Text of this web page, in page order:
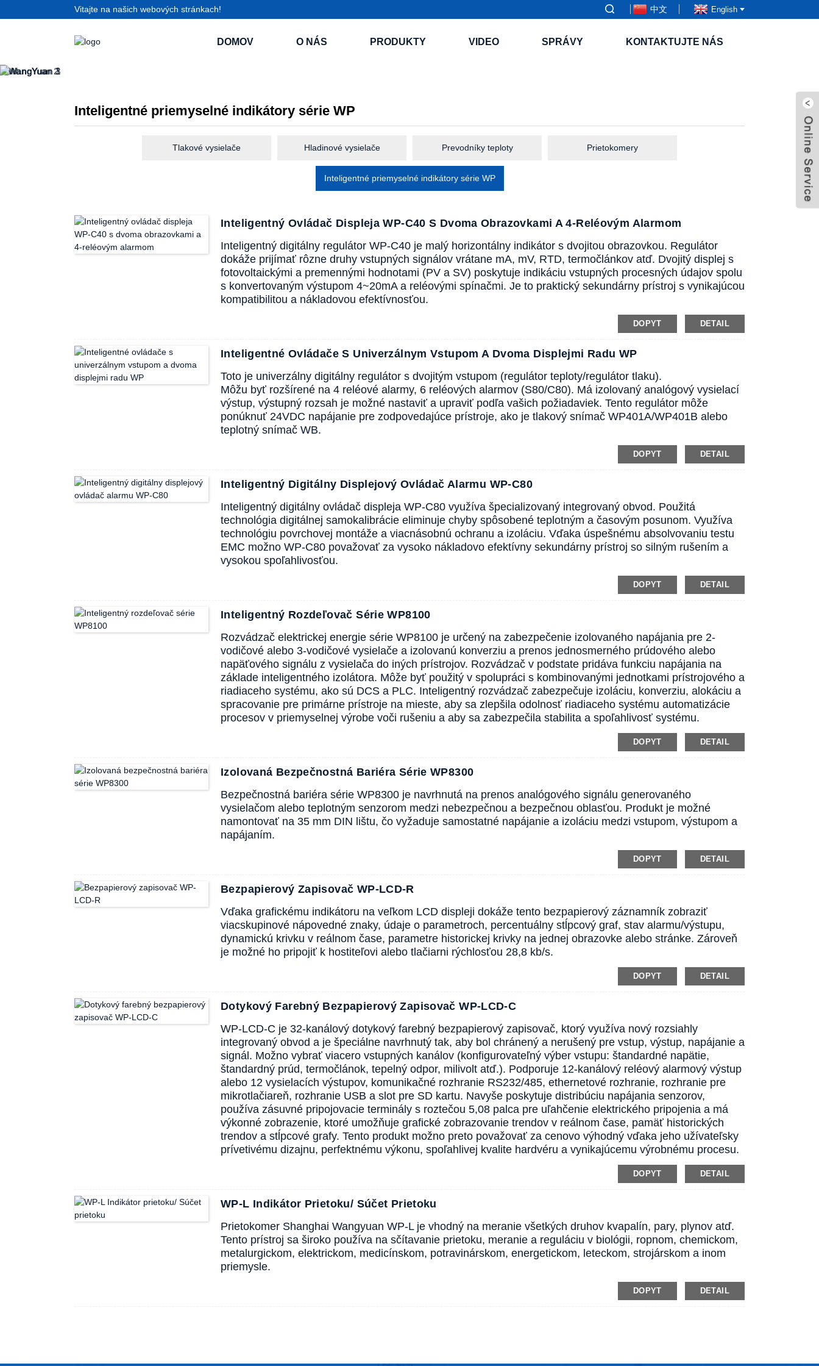
Vitajte na našich webových stránkach! 中文 English
DOMOV O NÁS PRODUKTY VIDEO SPRÁVY KONTAKTUJTE NÁS
Inteligentné priemyselné indikátory série WP
Tlakové vysielače Hladinové vysielače Prevodníky teploty Prietokomery
Inteligentné priemyselné indikátory série WP
Inteligentný Ovládač Displeja WP-C40 S Dvoma Obrazovkami A 4-Reléovým Alarmom
Inteligentný digitálny regulátor WP-C40 je malý horizontálny indikátor s dvojitou obrazovkou. Regulátor
dokáže prijímať rôzne druhy vstupných signálov vrátane mA, mV, RTD, termočlánkov atď. Dvojitý displej s
fotovoltaickými a premennými hodnotami (PV a SV) poskytuje indikáciu vstupných procesných údajov spolu
s konvertovaným výstupom 4~20mA a reléovými spínačmi. Je to praktický sekundárny prístroj s vynikajúcou
kompatibilitou a nákladovou efektívnosťou.
DOPYT DETAIL
Inteligentné Ovládače S Univerzálnym Vstupom A Dvoma Displejmi Radu WP
Toto je univerzálny digitálny regulátor s dvojitým vstupom (regulátor teploty/regulátor tlaku).
Môžu byť rozšírené na 4 reléové alarmy, 6 reléových alarmov (S80/C80). Má izolovaný analógový vysielací
výstup, výstupný rozsah je možné nastaviť a upraviť podľa vašich požiadaviek. Tento regulátor môže
ponúknuť 24VDC napájanie pre zodpovedajúce prístroje, ako je tlakový snímač WP401A/WP401B alebo
teplotný snímač WB.
DOPYT DETAIL
Inteligentný Digitálny Displejový Ovládač Alarmu WP-C80
Inteligentný digitálny ovládač displeja WP-C80 využíva špecializovaný integrovaný obvod. Použitá
technológia digitálnej samokalibrácie eliminuje chyby spôsobené teplotným a časovým posunom. Využíva
technológiu povrchovej montáže a viacnásobnú ochranu a izoláciu. Vďaka úspešnému absolvovaniu testu
EMC možno WP-C80 považovať za vysoko nákladovo efektívny sekundárny prístroj so silným rušením a
vysokou spoľahlivosťou.
DOPYT DETAIL
Inteligentný Rozdeľovač Série WP8100
Rozvádzač elektrickej energie série WP8100 je určený na zabezpečenie izolovaného napájania pre 2-
vodičové alebo 3-vodičové vysielače a izolovanú konverziu a prenos jednosmerného prúdového alebo
napäťového signálu z vysielača do iných prístrojov. Rozvádzač v podstate pridáva funkciu napájania na
základe inteligentného izolátora. Môže byť použitý v spolupráci s kombinovanými jednotkami prístrojového a
riadiaceho systému, ako sú DCS a PLC. Inteligentný rozvádzač zabezpečuje izoláciu, konverziu, alokáciu a
spracovanie pre primárne prístroje na mieste, aby sa zlepšila odolnosť riadiaceho systému automatizácie
procesov v priemyselnej výrobe voči rušeniu a aby sa zabezpečila stabilita a spoľahlivosť systému.
DOPYT DETAIL
Izolovaná Bezpečnostná Bariéra Série WP8300
Bezpečnostná bariéra série WP8300 je navrhnutá na prenos analógového signálu generovaného
vysielačom alebo teplotným senzorom medzi nebezpečnou a bezpečnou oblasťou. Produkt je možné
namontovať na 35 mm DIN lištu, čo vyžaduje samostatné napájanie a izoláciu medzi vstupom, výstupom a
napájaním.
DOPYT DETAIL
Bezpapierový Zapisovač WP-LCD-R
Vďaka grafickému indikátoru na veľkom LCD displeji dokáže tento bezpapierový záznamník zobraziť
viacskupinové nápovedné znaky, údaje o parametroch, percentuálny stĺpcový graf, stav alarmu/výstupu,
dynamickú krivku v reálnom čase, parametre historickej krivky na jednej obrazovke alebo stránke. Zároveň
je možné ho pripojiť k hostiteľovi alebo tlačiarni rýchlosťou 28,8 kb/s.
DOPYT DETAIL
Dotykový Farebný Bezpapierový Zapisovač WP-LCD-C
WP-LCD-C je 32-kanálový dotykový farebný bezpapierový zapisovač, ktorý využíva nový rozsiahly
integrovaný obvod a je špeciálne navrhnutý tak, aby bol chránený a nerušený pre vstup, výstup, napájanie a
signál. Možno vybrať viacero vstupných kanálov (konfigurovateľný výber vstupu: štandardné napätie,
štandardný prúd, termočlánok, tepelný odpor, milivolt atď.). Podporuje 12-kanálový reléový alarmový výstup
alebo 12 vysielacích výstupov, komunikačné rozhranie RS232/485, ethernetové rozhranie, rozhranie pre
mikrotlačiareň, rozhranie USB a slot pre SD kartu. Navyše poskytuje distribúciu napájania senzorov,
používa zásuvné pripojovacie terminály s roztečou 5,08 palca pre uľahčenie elektrického pripojenia a má
výkonné zobrazenie, ktoré umožňuje grafické zobrazovanie trendov v reálnom čase, pamäť historických
trendov a stĺpcové grafy. Tento produkt možno preto považovať za cenovo výhodný vďaka jeho užívateľsky
prívetivému dizajnu, perfektnému výkonu, spoľahlivej kvalite hardvéru a vynikajúcemu výrobnému procesu.
DOPYT DETAIL
WP-L Indikátor Prietoku/ Súčet Prietoku
Prietokomer Shanghai Wangyuan WP-L je vhodný na meranie všetkých druhov kvapalín, pary, plynov atď.
Tento prístroj sa široko používa na sčítavanie prietoku, meranie a reguláciu v biológii, ropnom, chemickom,
metalurgickom, elektrickom, medicínskom, potravinárskom, energetickom, leteckom, strojárskom a inom
priemysle.
DOPYT DETAIL